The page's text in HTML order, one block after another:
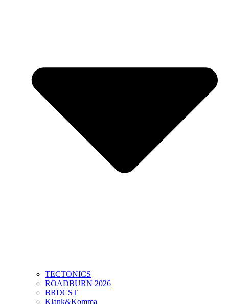
TECTONICS
ROADBURN 2026
BRDCST
Klank&Komma